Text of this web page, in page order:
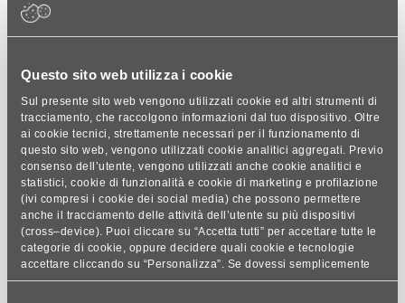
Questo sito web utilizza i cookie
Sul presente sito web vengono utilizzati cookie ed altri strumenti di
tracciamento, che raccolgono informazioni dal tuo dispositivo. Oltre
ai cookie tecnici, strettamente necessari per il funzionamento di
questo sito web, vengono utilizzati cookie analitici aggregati. Previo
consenso dell’utente, vengono utilizzati anche cookie analitici e
statistici, cookie di funzionalità e cookie di marketing e profilazione
(ivi compresi i cookie dei social media) che possono permettere
anche il tracciamento delle attività dell’utente su più dispositivi
(cross–device). Puoi cliccare su “Accetta tutti” per accettare tutte le
categorie di cookie, oppure decidere quali cookie e tecnologie
accettare cliccando su “Personalizza”. Se dovessi semplicemente
chiudere questo banner, rifiutare i cookie o continuare a navigare,